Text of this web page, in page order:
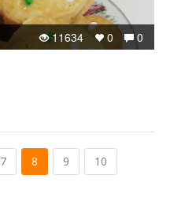
0
0
11634
7 8 9
10